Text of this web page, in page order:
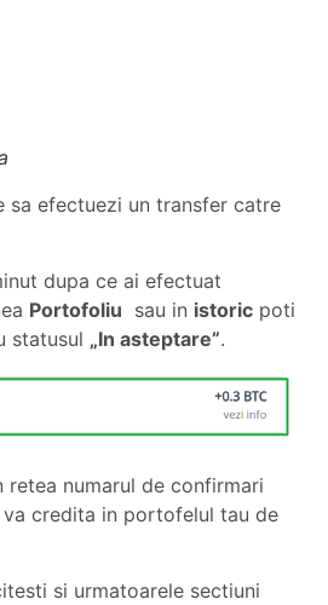
sa efectuezi un transfer catre
dupa ce ai efectuat
Portofoliu sau in istoric poti
statusul In asteptare”.
retea numarul de confirmari
va credita in portofelul tau de
si urmatoarele sectiuni